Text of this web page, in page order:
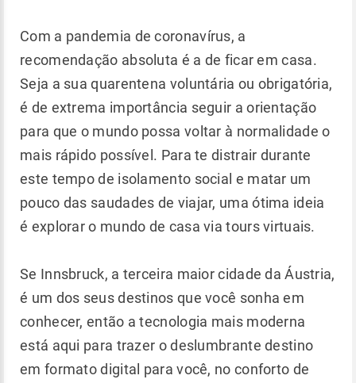
Com a pandemia de coronavírus, a
recomendação absoluta é a de ficar em casa.
Seja a sua quarentena voluntária ou obrigatória,
é de extrema importância seguir a orientação
para que o mundo possa voltar à normalidade o
mais rápido possível. Para te distrair durante
este tempo de isolamento social e matar um
pouco das saudades de viajar, uma ótima ideia
é explorar o mundo de casa via tours virtuais.
Se Innsbruck, a terceira maior cidade da Áustria,
é um dos seus destinos que você sonha em
conhecer, então a tecnologia mais moderna
está aqui para trazer o deslumbrante destino
em formato digital para você, no conforto de